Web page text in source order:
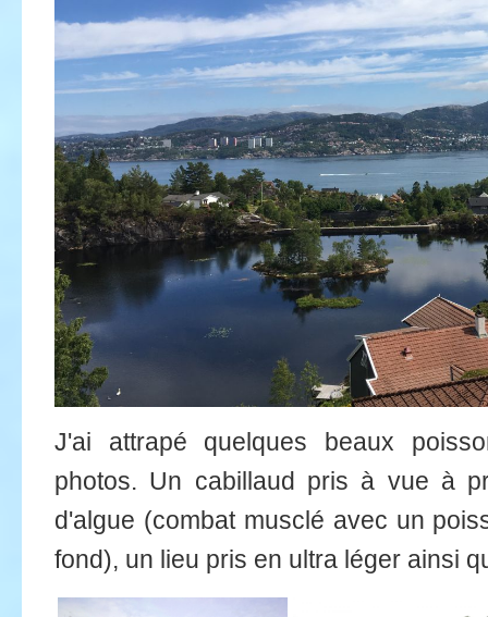
J'ai attrapé quelques beaux
photos. Un cabillaud pris à vue à
d'algue (combat musclé avec un
fond), un lieu pris en ultra léger ainsi